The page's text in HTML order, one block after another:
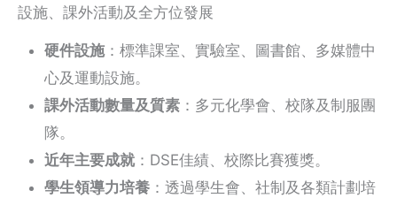
設施、課外活動及全方位發展
硬件設施：標準課室、實驗室、圖書館、多媒體中
心及運動設施。
課外活動數量及質素 ：多元化學會、校隊及制服團
隊。
近年主要成就 ：DSE佳績、校際比賽獲獎。
學生領導力培養 ：透過學生會、社制及各類計劃培